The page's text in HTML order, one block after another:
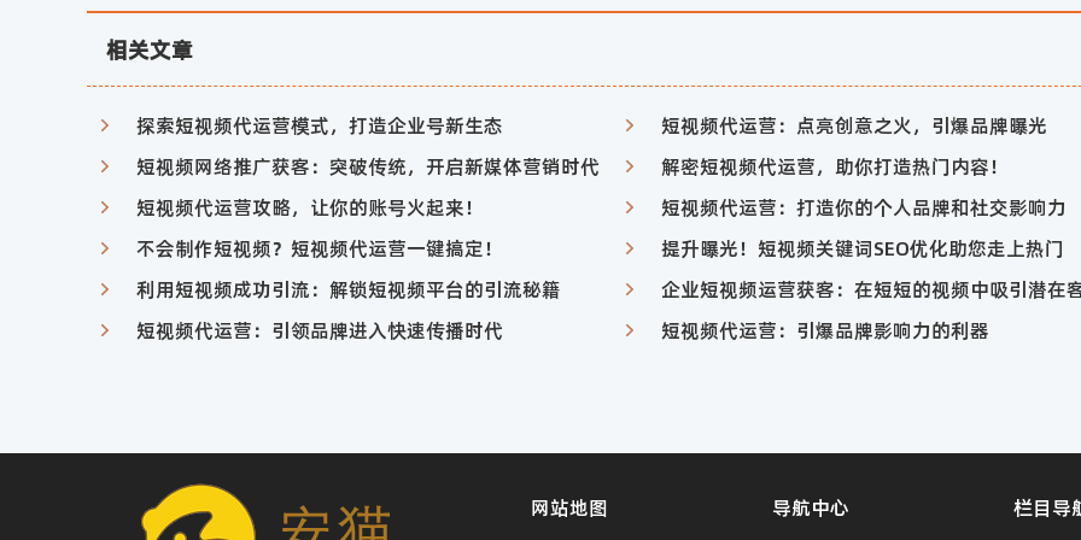
相关文章
探索短视频代运营模式，打造企业号新生态
短视频代运营：点亮创意之火，引爆品牌曝光
短视频网络推广获客：突破传统，开启新媒体营销时代
解密短视频代运营，助你打造热门内容！
短视频代运营攻略，让你的账号火起来！
短视频代运营：打造你的个人品牌和社交影响力
不会制作短视频？短视频代运营一键搞定！
提升曝光！短视频关键词SEO优化助您走上热门
利用短视频成功引流：解锁短视频平台的引流秘籍
企业短视频运营获客：在短短的视频中吸引潜在
短视频代运营：引领品牌进入快速传播时代
短视频代运营：引爆品牌影响力的利器
网站地图 导航中心 栏目导